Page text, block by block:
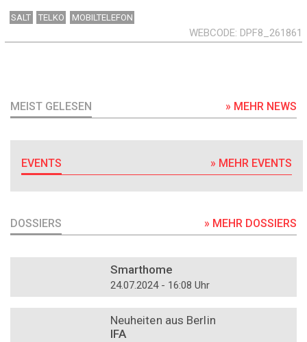
SALT TELKO MOBILTELEFON
WEBCODE DPF8_261861
MEIST GELESEN » MEHR NEWS
EVENTS » MEHR EVENTS
DOSSIERS » MEHR DOSSIERS
Smarthome
24.07.2024 - 16:08 Uhr
Neuheiten aus Berlin
IFA